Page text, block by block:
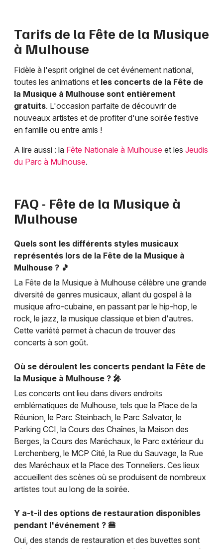
Tarifs de la Fête de la Musique
à Mulhouse
Fidèle à l'esprit originel de cet événement national,
toutes les animations et les concerts de la Fête de
la Musique à Mulhouse sont entièrement
gratuits. L'occasion parfaite de découvrir de
nouveaux artistes et de profiter d'une soirée festive
en famille ou entre amis !
A lire aussi : la Fête Nationale à Mulhouse et les Jeudis
du Parc à Mulhouse.
FAQ - Fête de la Musique à
Mulhouse
Quels sont les différents styles musicaux
représentés lors de la Fête de la Musique à
Mulhouse ? 🎵
La Fête de la Musique à Mulhouse célèbre une grande
diversité de genres musicaux, allant du gospel à la
musique afro-cubaine, en passant par le hip-hop, le
rock, le jazz, la musique classique et bien d'autres.
Cette variété permet à chacun de trouver des
concerts à son goût.
Où se déroulent les concerts pendant la Fête de
la Musique à Mulhouse ? 🎤
Les concerts ont lieu dans divers endroits
emblématiques de Mulhouse, tels que la Place de la
Réunion, le Parc Steinbach, le Parc Salvator, le
Parking CCI, la Cours des Chaînes, la Maison des
Berges, la Cours des Maréchaux, le Parc extérieur du
Lerchenberg, le MCP Cité, la Rue du Sauvage, la Rue
des Maréchaux et la Place des Tonneliers. Ces lieux
accueillent des scènes où se produisent de nombreux
artistes tout au long de la soirée.
Y a-t-il des options de restauration disponibles
pendant l'événement ? 🍔
Oui, des stands de restauration et des buvettes sont